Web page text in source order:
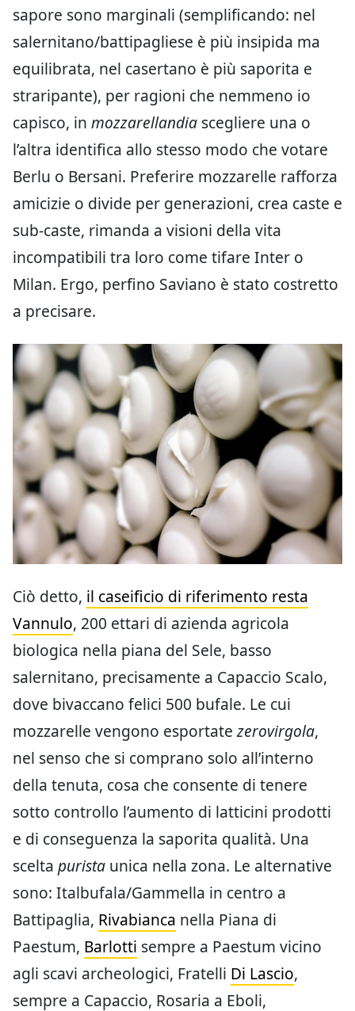
sapore sono marginali (semplificando: nel
salernitano/battipagliese è più insipida ma
equilibrata, nel casertano è più saporita e
straripante), per ragioni che nemmeno io
capisco, in mozzarellandia scegliere una o
l’altra identifica allo stesso modo che votare
Berlu o Bersani. Preferire mozzarelle rafforza
amicizie o divide per generazioni, crea caste e
sub-caste, rimanda a visioni della vita
incompatibili tra loro come tifare Inter o
Milan. Ergo, perfino Saviano è stato costretto
a precisare.
Ciò detto, il caseificio di riferimento resta
Vannulo, 200 ettari di azienda agricola
biologica nella piana del Sele, basso
salernitano, precisamente a Capaccio Scalo,
dove bivaccano felici 500 bufale. Le cui
mozzarelle vengono esportatezerovirgola,
nel senso che si comprano solo all’interno
della tenuta, cosa che consente di tenere
sotto controllo l’aumento di latticini prodotti
e di conseguenza la saporita qualità. Una
scelta purista unica nella zona. Le alternative
sono: Italbufala/Gammella in centro a
Battipaglia, Rivabianca nella Piana di
Paestum, Barlotti sempre a Paestum vicino
agli scavi archeologici, Fratelli Di Lascio,
sempre a Capaccio, Rosaria a Eboli,